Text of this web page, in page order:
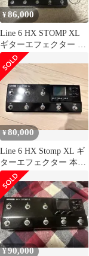
¥86,000
Line 6 HX STOMP XL
ギターエフェクター 本
体
¥80,000
Line 6 HX Stomp XL ギ
ターエフェクター 本体
（箱無し）
¥90,000